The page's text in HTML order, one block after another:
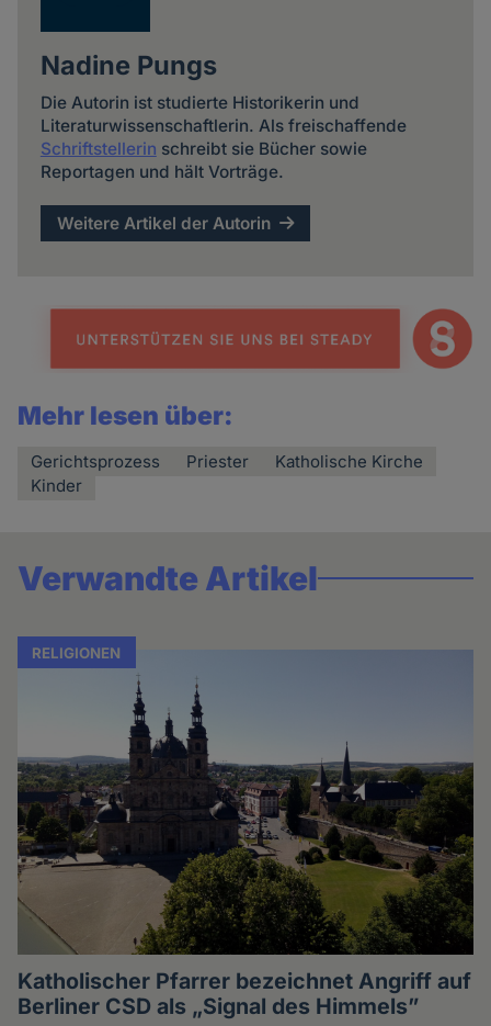
Nadine Pungs
Die Autorin ist studierte Historikerin und
Literaturwissenschaftlerin. Als freischaffende
Schriftstellerin schreibt sie Bücher sowie
Reportagen und hält Vorträge.
Weitere Artikel der Autorin
Mehr lesen über:
Gerichtsprozess Priester
Katholische Kirche
Kinder
Verwandte Artikel
RELIGIONEN
Katholischer Pfarrer bezeichnet Angriff auf
Berliner CSD als „Signal des Himmels”